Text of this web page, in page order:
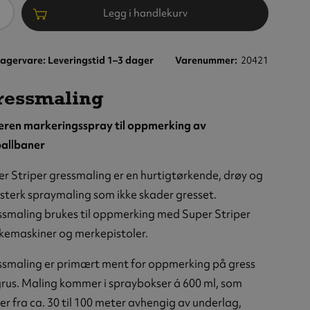
boks),
12 stk
Legg i handlekurv
Leveringstid 1–3 dager Varenummer 20421
markeringsspray til oppmerking av
Striper gressmaling er en hurtigtørkende, drøy og
spraymaling som ikke skader gresset.
brukes til oppmerking med Super Striper
og merkepistoler.
er primært ment for oppmerking på gress
Maling kommer i spraybokser á 600 ml, som
fra ca. 30 til 100 meter avhengig av underlag,